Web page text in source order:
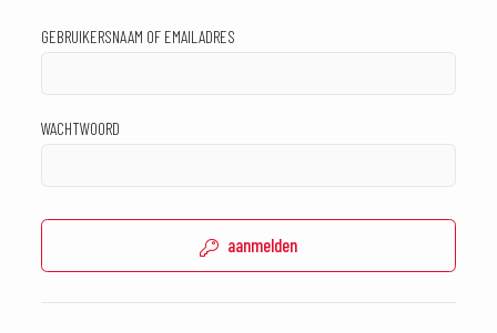
GEBRUIKERSNAAM OF EMAILADRES
WACHTWOORD
aanmelden